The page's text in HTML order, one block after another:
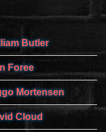
Butler
Foree
Mortensen
Cloud